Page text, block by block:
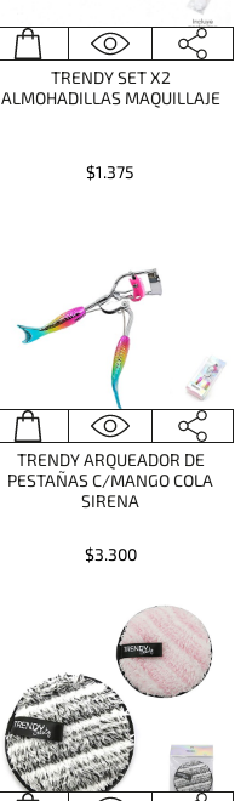
TRENDY SET X2
ALMOHADILLAS MAQUILLAJE
$1.375
TRENDY ARQUEADOR DE
PESTAÑAS C/MANGO COLA
SIRENA
$3.300